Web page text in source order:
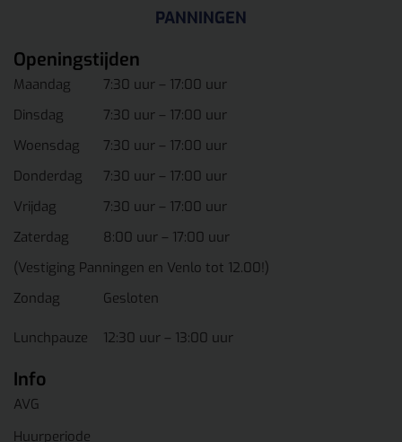
PANNINGEN
Openingstijden
Maandag
7:30 uur – 17:00 uur
Dinsdag
7:30 uur – 17:00 uur
Woensdag
7:30 uur – 17:00 uur
Donderdag
7:30 uur – 17:00 uur
Vrijdag
7:30 uur – 17:00 uur
Zaterdag
8:00 uur – 17:00 uur
(Vestiging Panningen en Venlo tot 12.00!)
Zondag
Gesloten
Lunchpauze 12:30 uur – 13:00 uur
Info
AVG
Huurperiode